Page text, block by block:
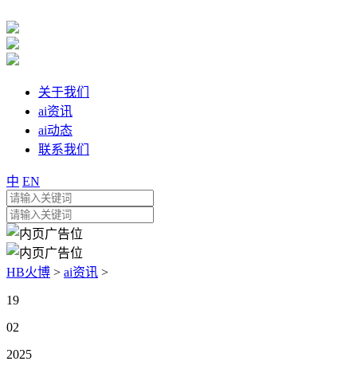
关于我们
ai资讯
ai动态
联系我们
中 EN
HB火博 > ai资讯 >
19
02
2025